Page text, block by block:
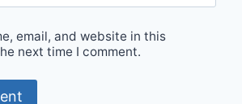
email, and website in this
next time I comment.